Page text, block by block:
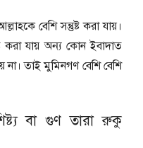
বেশি সন্তুষ্ট করা যায়।
করা যায় অন্য কোন ইবাদাত
না। তাই মুমিনগণ বেশি বেশি
বা গুণ তারা রুকু